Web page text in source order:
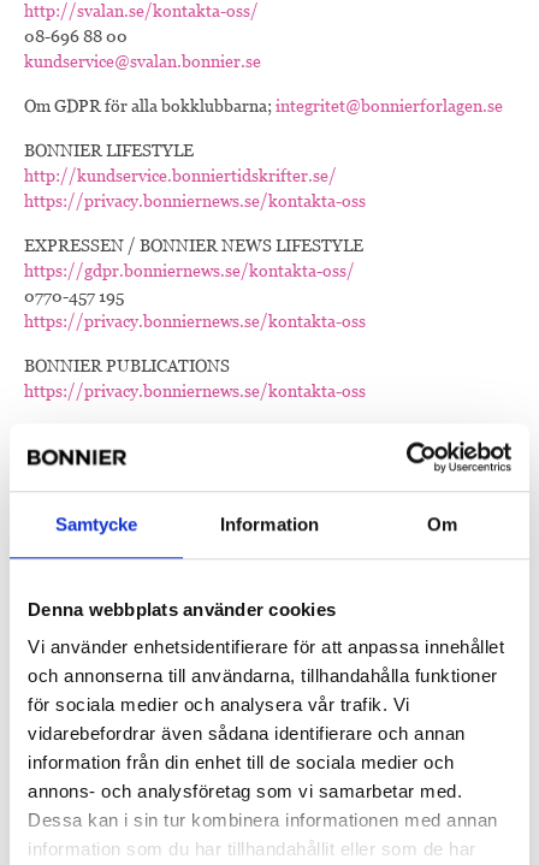
Samtycke Information Om
Denna webbplats använder cookies
Vi använder enhetsidentifierare för att anpassa innehållet
och annonserna till användarna, tillhandahålla funktioner
för sociala medier och analysera vår trafik. Vi
vidarebefordrar även sådana identifierare och annan
information från din enhet till de sociala medier och
annons- och analysföretag som vi samarbetar med.
Dessa kan i sin tur kombinera informationen med annan
information som du har tillhandahållit eller som de har
http://svalan.se/kontakta-oss/
08-696 88 00
kundservice@svalan.bonnier.se
Om GDPR för alla bokklubbarna; integritet@bonnierforlagen.se
BONNIER LIFESTYLE
http://kundservice.bonniertidskrifter.se/
https://privacy.bonniernews.se/kontakta-oss
EXPRESSEN / BONNIER NEWS LIFESTYLE
https://gdpr.bonniernews.se/kontakta-oss/
0770-457 195
https://privacy.bonniernews.se/kontakta-oss
BONNIER PUBLICATIONS
https://privacy.bonniernews.se/kontakta-oss
https://gdpr.bonniernews.se/kontakta-oss/
DAGENS NYHETER
08-738 26 00
HELSINGBORGS DAGBLAD
https://privacy.bonniernews.se/kontakta-oss
040-93 41 00
kundservice@hd.se
SF ANYTIME & SF KIDS
https://support.sfanytime.com/sv
0771-323 324